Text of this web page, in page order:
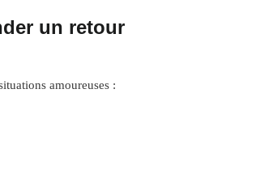
un retour
amoureuses :